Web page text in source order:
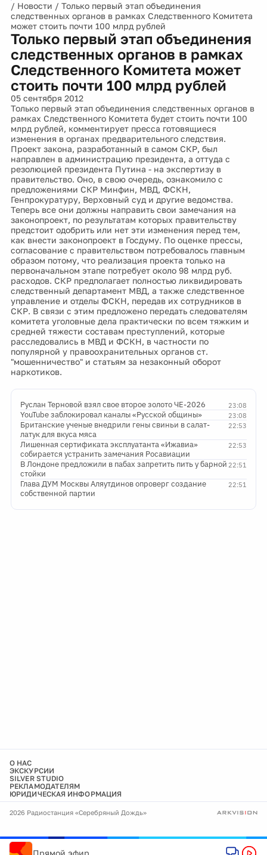
/ Новости / Только первый этап объединения
следственных органов в рамках Следственного Комитета
может стоить почти 100 млрд рублей
Только первый этап объединения
следственных органов в рамках
Следственного Комитета может
стоить почти 100 млрд рублей
05 сентября 2012
Только первый этап объединения следственных органов в
рамках Следственного Комитета будет стоить почти 100
млрд рублей, комментирует пресса готовящиеся
изменения в органах предварительного следствия.
Проект закона, разработанный в самом СКР, был
направлен в администрацию президента, а оттуда с
резолюцией президента Путина - на экспертизу в
правительство. Оно, в свою очередь, ознакомило с
предложениями СКР Минфин, МВД, ФСКН,
Генпрокуратуру, Верховный суд и другие ведомства.
Теперь все они должны направить свои замечания на
законопроект, по результатам которых правительству
предстоит одобрить или нет эти изменения перед тем,
как внести законопроект в Госдуму. По оценке прессы,
согласование с правительством потребовалось главным
образом потому, что реализация проекта только на
первоначальном этапе потребует около 98 млрд руб.
расходов. СКР предполагает полностью ликвидировать
следственный департамент МВД, а также следственное
управление и отделы ФСКН, передав их сотрудников в
СКР. В связи с этим предложено передать следователям
комитета уголовные дела практически по всем тяжким и
средней тяжести составам преступлений, которые
расследовались в МВД и ФСКН, в частности по
популярной у правоохранительных органов ст.
"мошенничество" и статьям за незаконный оборот
наркотиков.
23:08
Руслан Терновой взял свое второе золото ЧЕ-2026
23:08
YouTube заблокировал каналы «Русской общины»
22:53
Британские ученые внедрили гены свиньи в салат-
латук для вкуса мяса
22:53
Лишенная сертификата эксплуатанта «Ижавиа»
собирается устранить замечания Росавиации
22:51
В Лондоне предложили в пабах запретить пить у барной
стойки
22:51
Глава ДУМ Москвы Аляутдинов опроверг создание
собственной партии
О НАС
ЭКСКУРСИИ
SILVER STUDIO
РЕКЛАМОДАТЕЛЯМ
ЮРИДИЧЕСКАЯ ИНФОРМАЦИЯ
2026 Радиостанция «Серебряный Дождь»
Прямой эфир